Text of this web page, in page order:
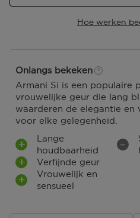
Hoe werken
Onlangs bekeken
Armani Si is een populaire
vrouwelijke geur die lang
waarderen de elegantie
voor elke gelegenheid.
Lange
houdbaarheid
Verfijnde geur
Vrouwelijk en
sensueel